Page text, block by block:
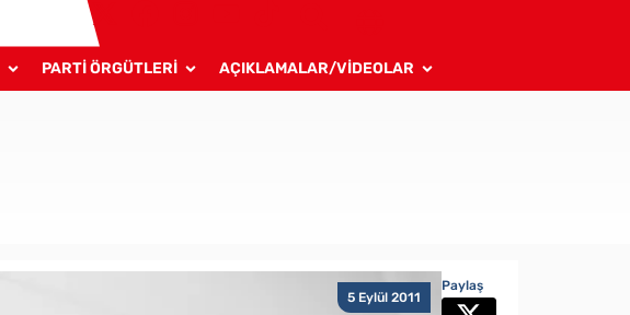
PARTİ ÖRGÜTLERİ AÇIKLAMALAR/VİDEOLAR
5 Eylül 2011
Paylaş